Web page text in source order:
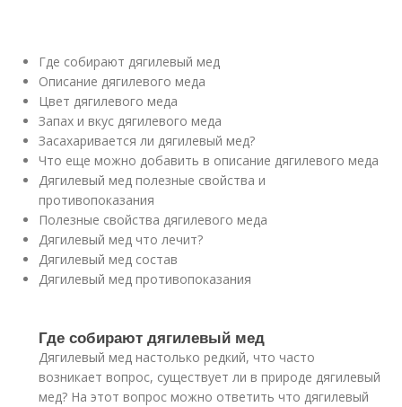
Где собирают дягилевый мед
Описание дягилевого меда
Цвет дягилевого меда
Запах и вкус дягилевого меда
Засахаривается ли дягилевый мед?
Что еще можно добавить в описание дягилевого меда
Дягилевый мед полезные свойства и
противопоказания
Полезные свойства дягилевого меда
Дягилевый мед что лечит?
Дягилевый мед состав
Дягилевый мед противопоказания
Где собирают дягилевый мед
Дягилевый мед настолько редкий, что часто
возникает вопрос, существует ли в природе дягилевый
мед? На этот вопрос можно ответить что дягилевый